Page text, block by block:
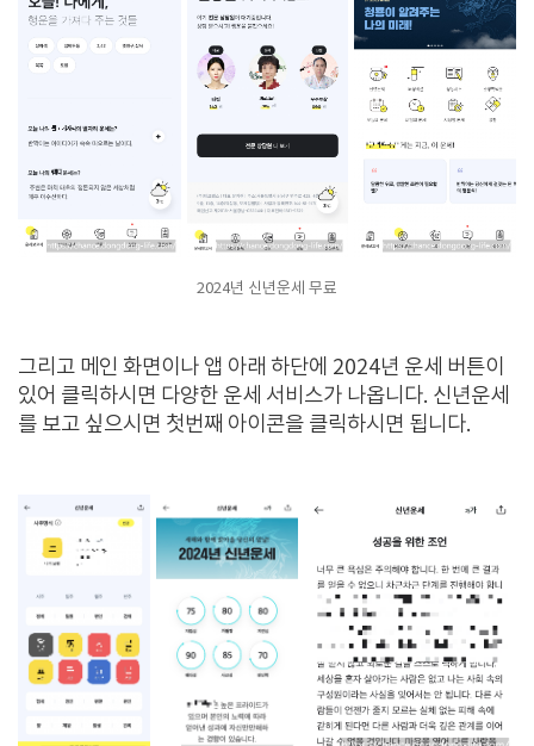
2024년 신년운세 무료
그리고 메인 화면이나 앱 아래 하단에 2024년 운세 버튼이
있어 클릭하시면 다양한 운세 서비스가 나옵니다. 신년운세
를 보고 싶으시면 첫번째 아이콘을 클릭하시면 됩니다.